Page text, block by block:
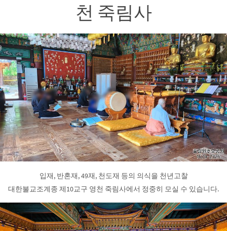
천 죽림사
입재, 반혼재, 49재, 천도재 등의 의식을 천년고찰
대한불교조계종 제10교구 영천 죽림사에서 정중히 모실 수 있습니다.